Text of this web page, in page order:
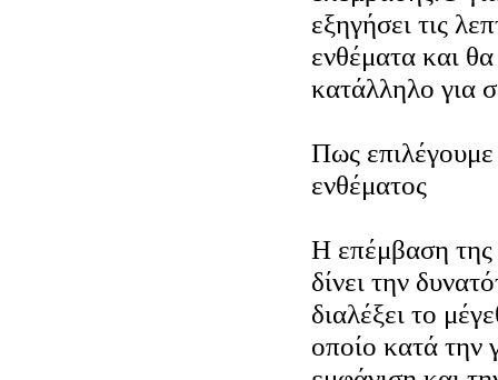
εξηγήσει τις
ενθέματα και
κατάλληλο για
Πως
ενθέματος
Η επέμβαση
δίνει την
διαλέξει το
οποίο κατά την